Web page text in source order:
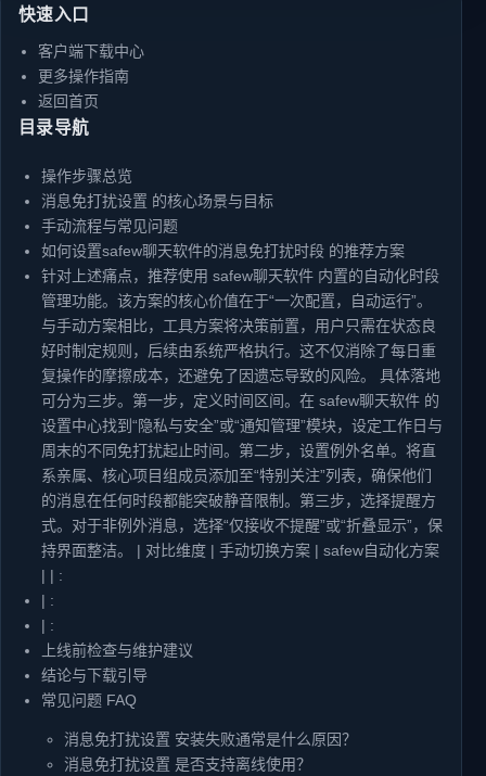
快速入口
客户端下载中心
更多操作指南
返回首页
目录导航
操作步骤总览
消息免打扰设置 的核心场景与目标
手动流程与常见问题
如何设置safew聊天软件的消息免打扰时段 的推荐方案
针对上述痛点，推荐使用 safew聊天软件 内置的自动化时段
管理功能。该方案的核心价值在于“一次配置，自动运行”。
与手动方案相比，工具方案将决策前置，用户只需在状态良
好时制定规则，后续由系统严格执行。这不仅消除了每日重
复操作的摩擦成本，还避免了因遗忘导致的风险。 具体落地
可分为三步。第一步，定义时间区间。在 safew聊天软件 的
设置中心找到“隐私与安全”或“通知管理”模块，设定工作日与
周末的不同免打扰起止时间。第二步，设置例外名单。将直
系亲属、核心项目组成员添加至“特别关注”列表，确保他们
的消息在任何时段都能突破静音限制。第三步，选择提醒方
式。对于非例外消息，选择“仅接收不提醒”或“折叠显示”，保
持界面整洁。 | 对比维度 | 手动切换方案 | safew自动化方案
| | :
| :
| :
上线前检查与维护建议
结论与下载引导
常见问题 FAQ
消息免打扰设置 安装失败通常是什么原因？
消息免打扰设置 是否支持离线使用？